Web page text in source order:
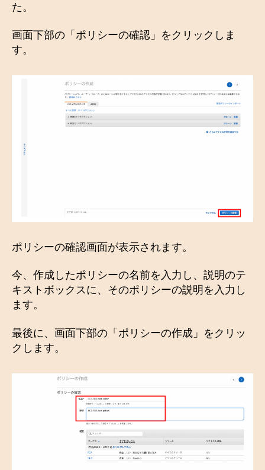
た。
画面下部の「ポリシーの確認」をクリックしま
す。
ポリシーの確認画面が表示されます。
今、作成したポリシーの名前を入力し、説明のテ
キストボックスに、そのポリシーの説明を入力し
ます。
最後に、画面下部の「ポリシーの作成」をクリッ
クします。